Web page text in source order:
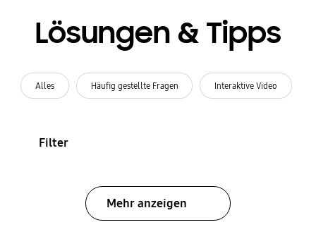
Lösungen & Tipps
Alles Häufig gestellte Fragen Interaktive Video
Filter
Mehr anzeigen